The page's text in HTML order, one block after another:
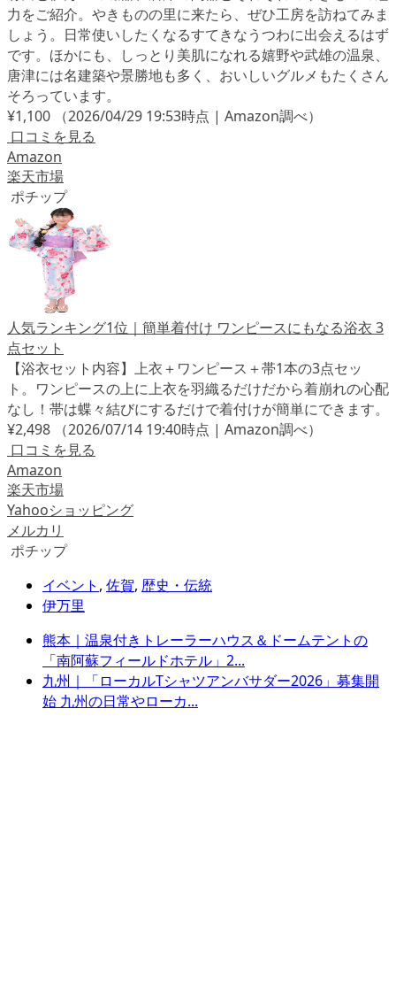
力をご紹介。やきものの里に来たら、ぜひ工房を訪ねてみま
しょう。日常使いしたくなるすてきなうつわに出会えるはず
です。ほかにも、しっとり美肌になれる嬉野や武雄の温泉、
唐津には名建築や景勝地も多く、おいしいグルメもたくさん
そろっています。
¥1,100
（2026/04/29 19:53時点 | Amazon調べ）
口コミを見る
Amazon
楽天市場
ポチップ
人気ランキング1位｜簡単着付け ワンピースにもなる浴衣 3
点セット
【浴衣セット内容】上衣＋ワンピース＋帯1本の3点セッ
ト。ワンピースの上に上衣を羽織るだけだから着崩れの心配
なし！帯は蝶々結びにするだけで着付けが簡単にできます。
¥2,498
（2026/07/14 19:40時点 | Amazon調べ）
口コミを見る
Amazon
楽天市場
Yahooショッピング
メルカリ
ポチップ
イベント , 佐賀, 歴史・伝統
伊万里
熊本｜温泉付きトレーラーハウス＆ドームテントの
「南阿蘇フィールドホテル」2...
九州｜「ローカルTシャツアンバサダー2026」募集開
始 九州の日常やローカ...